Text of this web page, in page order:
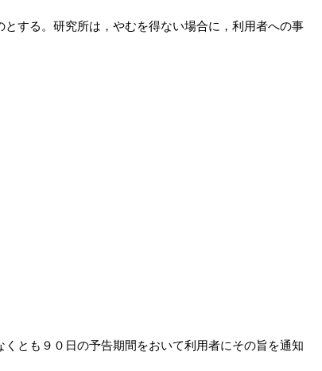
する。研究所は，やむを得ない場合に，利用者への事
とも９０日の予告期間をおいて利用者にその旨を通知